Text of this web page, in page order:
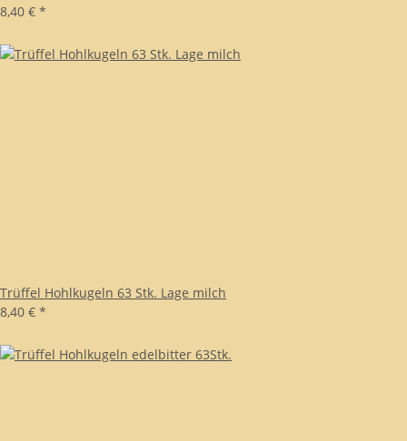
8,40 € *
Trüffel Hohlkugeln 63 Stk. Lage milch
8,40 € *